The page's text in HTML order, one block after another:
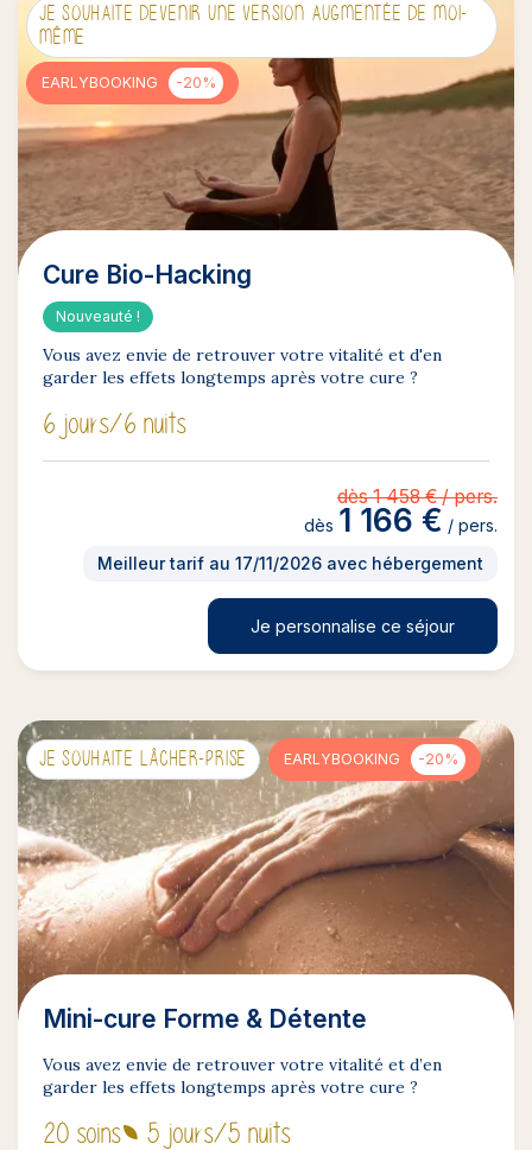
JE SOUHAITE DEVENIR UNE VERSION AUGMENTÉE DE MOI-
MÊME
EARLYBOOKING -20%
Cure Bio-Hacking
Nouveauté !
Vous avez envie de retrouver votre vitalité et d'en
garder les effets longtemps après votre cure ?
6 jours/6 nuits
dès 1 458 € / pers.
dès 1 166 € / pers.
Meilleur tarif au 17/11/2026 avec hébergement
Je personnalise ce séjour
JE SOUHAITE LÂCHER-PRISE EARLYBOOKING -20%
Mini-cure Forme & Détente
Vous avez envie de retrouver votre vitalité et d’en
garder les effets longtemps après votre cure ?
20 soins 5 jours/5 nuits